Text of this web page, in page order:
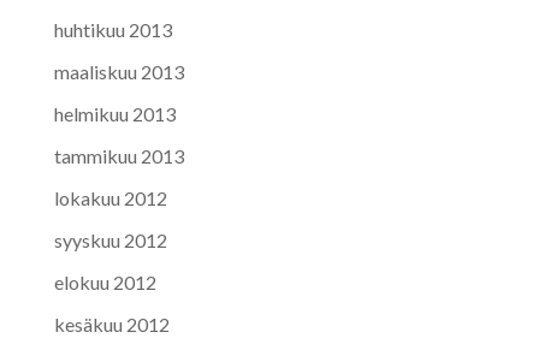
huhtikuu 2013
maaliskuu 2013
helmikuu 2013
tammikuu 2013
lokakuu 2012
syyskuu 2012
elokuu 2012
kesäkuu 2012